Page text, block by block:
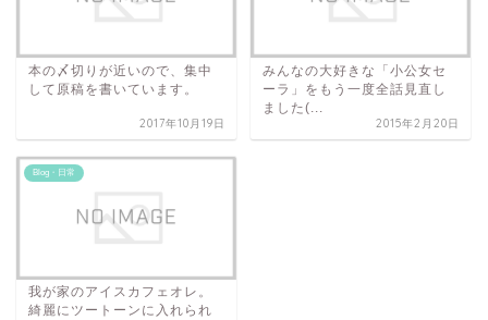
本の〆切りが近いので、集中
して原稿を書いています。
2017年10月19日
みんなの大好きな「小公女セ
ーラ」をもう一度全話見直し
ました(...
2015年2月20日
Blog・日常
我が家のアイスカフェオレ。
綺麗にツートーンに入れられ